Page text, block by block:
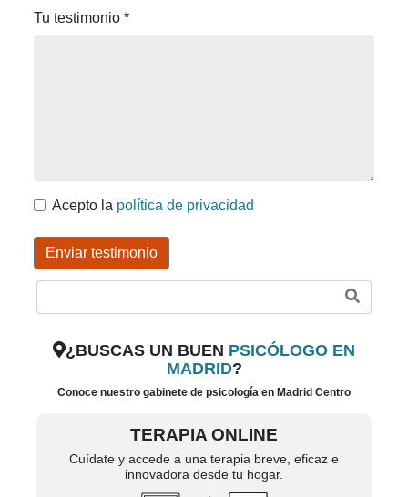
Tu testimonio *
Acepto la política de privacidad
Enviar testimonio
¿BUSCAS UN BUEN PSICÓLOGO EN
MADRID?
Conoce nuestro gabinete de psicología en Madrid Centro
TERAPIA ONLINE
Cuídate y accede a una terapia breve, eficaz e
innovadora desde tu hogar.